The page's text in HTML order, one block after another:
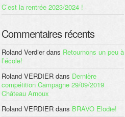
C’est la rentrée 2023/2024 !
Commentaires récents
Roland Verdierdans Retournons un peu à
l’école!
Roland VERDIER dans Dernière
compétition Campagne 29/09/2019
Château Arnoux
Roland VERDIER dans BRAVO Elodie!